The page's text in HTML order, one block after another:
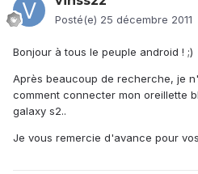
Posté(e) 25 décembre 2011
Bonjour à tous le peuple android ! ;)
Après beaucoup de recherche, je
comment connecter mon oreillette
galaxy s2..
Je vous remercie d'avance pour